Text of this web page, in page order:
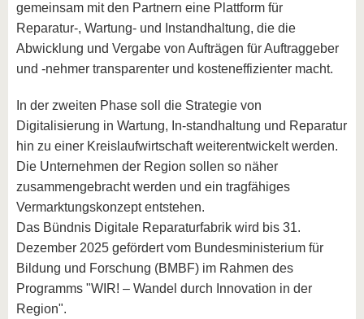
gemeinsam mit den Partnern eine Plattform für
Reparatur-, Wartung- und Instandhaltung, die die
Abwicklung und Vergabe von Aufträgen für Auftraggeber
und -nehmer transparenter und kosteneffizienter macht.
In der zweiten Phase soll die Strategie von
Digitalisierung in Wartung, In-standhaltung und Reparatur
hin zu einer Kreislaufwirtschaft weiterentwickelt werden.
Die Unternehmen der Region sollen so näher
zusammengebracht werden und ein tragfähiges
Vermarktungskonzept entstehen.
Das Bündnis Digitale Reparaturfabrik wird bis 31.
Dezember 2025 gefördert vom Bundesministerium für
Bildung und Forschung (BMBF) im Rahmen des
Programms "WIR! – Wandel durch Innovation in der
Region".